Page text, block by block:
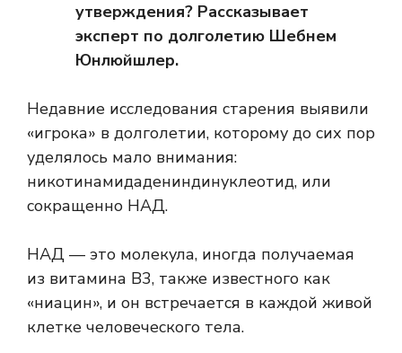
утверждения? Рассказывает
эксперт по долголетию Шебнем
Юнлюйшлер.
Недавние исследования старения выявили
«игрока» в долголетии, которому до сих пор
уделялось мало внимания:
никотинамидадениндинуклеотид, или
сокращенно НАД.
НАД — это молекула, иногда получаемая
из витамина B3, также известного как
«ниацин», и он встречается в каждой живой
клетке человеческого тела.